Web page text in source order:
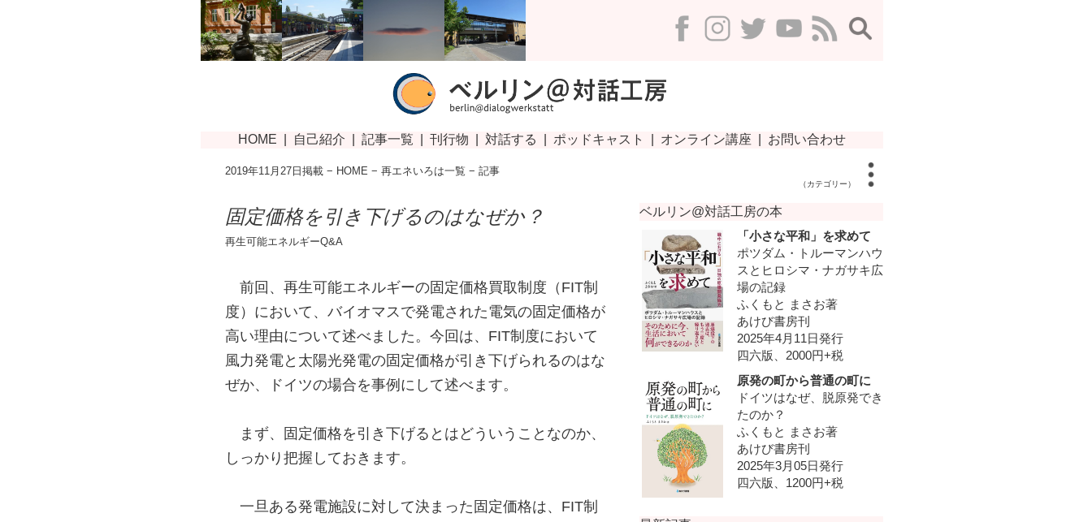
2019年11月27日掲載 − HOME − 再エネいろは一覧 − 記事
固定価格を引き下げるのはなぜか？
再生可能エネルギーQ&A
前回、再生可能エネルギーの固定価格買取制度（FIT制
度）において、バイオマスで発電された電気の固定価格が
高い理由について述べました。今回は、FIT制度において
風力発電と太陽光発電の固定価格が引き下げられるのはな
ぜか、ドイツの場合を事例にして述べます。
まず、固定価格を引き下げるとはどういうことなのか、
しっかり把握しておきます。
一旦ある発電施設に対して決まった固定価格は、FIT制